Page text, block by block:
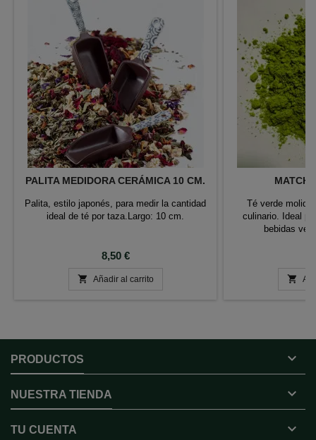
PALITA MEDIDORA CERÁMICA 10 CM.
Palita, estilo japonés, para medir la cantidad
ideal de té por taza.Largo: 10 cm.
Precio
8,50 €
 Añadir al carrito
Té verde molido
culinario. Ideal
bebidas

PRODUCTOS 
NUESTRA TIENDA 
TU CUENTA 